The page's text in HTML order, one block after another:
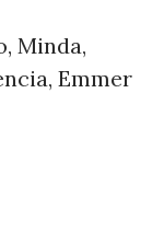
Minda,
Emmer